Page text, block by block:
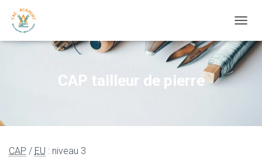
CAP tailleur de pierre
CAP / EU : niveau 3